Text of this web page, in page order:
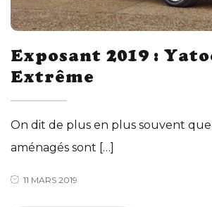
Exposant 2019 :
Extrême
On dit de plus en plus souvent que
aménagés sont […]
11 MARS 2019